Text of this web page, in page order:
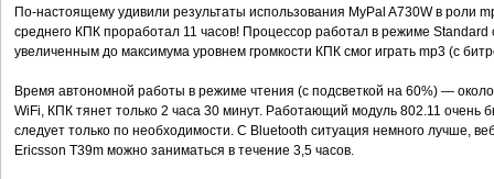
По-настоящему удивили результаты использования MyPal A730W в роли
среднего КПК проработал 11 часов! Процессор работал в режиме
увеличенным до максимума уровнем громкости КПК смог играть mp3 (с
Время автономной работы в режиме чтения (с подсветкой на 60%) —
WiFi, КПК тянет только 2 часа 30 минут. Работающий модуль 802.11 очень
следует только по необходимости. С Bluetooth ситуация немного лучше,
Ericsson T39m можно заниматься в течение 3,5 часов.